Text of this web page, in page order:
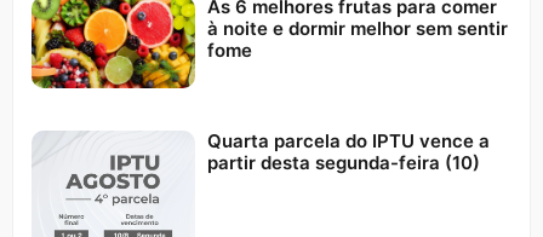
As 6 melhores frutas para comer
à noite e dormir melhor sem sentir
fome
Quarta parcela do IPTU vence a
partir desta segunda-feira (10)